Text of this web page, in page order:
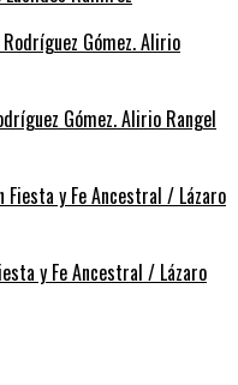
Gómez. Alirio Rangel
y Fe Ancestral / Lázaro